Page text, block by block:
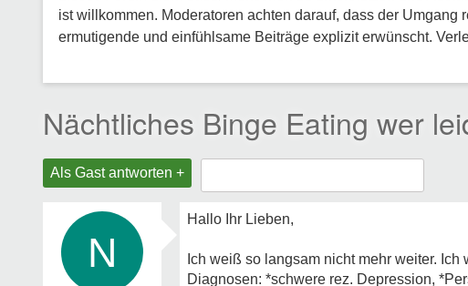
ist willkommen. Moderatoren achten darauf, dass der
ermutigende und einfühlsame Beiträge explizit erwünscht.
Nächtliches Binge Eating wer
Als Gast antworten +
N
Hallo Ihr Lieben,
Ich weiß so langsam nicht mehr weiter.
Diagnosen: *schwere rez. Depression,